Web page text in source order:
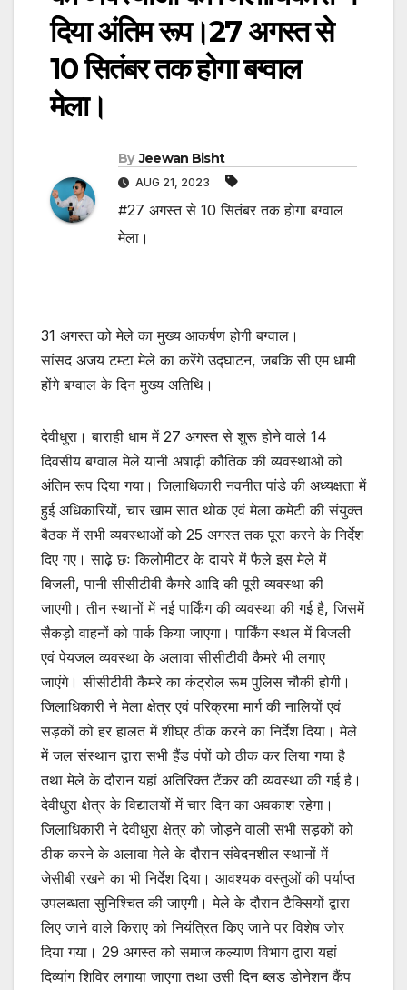
दिया अंतिम रूप।27 अगस्त से
10 सितंबर तक होगा बग्वाल
मेला।
By Jeewan Bisht
AUG 21, 2023
#27 अगस्त से 10 सितंबर तक होगा बग्वाल
मेला।
31 अगस्त को मेले का मुख्य आकर्षण होगी बग्वाल।
सांसद अजय टम्टा मेले का करेंगे उद्घाटन, जबकि सी एम धामी
होंगे बग्वाल के दिन मुख्य अतिथि।
देवीधुरा। बाराही धाम में 27 अगस्त से शुरू होने वाले 14
दिवसीय बग्वाल मेले यानी अषाढ़ी कौतिक की व्यवस्थाओं को
अंतिम रूप दिया गया। जिलाधिकारी नवनीत पांडे की अध्यक्षता में
हुई अधिकारियों, चार खाम सात थोक एवं मेला कमेटी की संयुक्त
बैठक में सभी व्यवस्थाओं को 25 अगस्त तक पूरा करने के निर्देश
दिए गए। साढ़े छः किलोमीटर के दायरे में फैले इस मेले में
बिजली, पानी सीसीटीवी कैमरे आदि की पूरी व्यवस्था की
जाएगी। तीन स्थानों में नई पार्किंग की व्यवस्था की गई है, जिसमें
सैकड़ो वाहनों को पार्क किया जाएगा। पार्किंग स्थल में बिजली
एवं पेयजल व्यवस्था के अलावा सीसीटीवी कैमरे भी लगाए
जाएंगे। सीसीटीवी कैमरे का कंट्रोल रूम पुलिस चौकी होगी।
जिलाधिकारी ने मेला क्षेत्र एवं परिक्रमा मार्ग की नालियों एवं
सड़कों को हर हालत में शीघ्र ठीक करने का निर्देश दिया। मेले
में जल संस्थान द्वारा सभी हैंड पंपों को ठीक कर लिया गया है
तथा मेले के दौरान यहां अतिरिक्त टैंकर की व्यवस्था की गई है।
देवीधुरा क्षेत्र के विद्यालयों में चार दिन का अवकाश रहेगा।
जिलाधिकारी ने देवीधुरा क्षेत्र को जोड़ने वाली सभी सड़कों को
ठीक करने के अलावा मेले के दौरान संवेदनशील स्थानों में
जेसीबी रखने का भी निर्देश दिया। आवश्यक वस्तुओं की पर्याप्त
उपलब्धता सुनिश्चित की जाएगी। मेले के दौरान टैक्सियों द्वारा
लिए जाने वाले किराए को नियंत्रित किए जाने पर विशेष जोर
दिया गया। 29 अगस्त को समाज कल्याण विभाग द्वारा यहां
दिव्यांग शिविर लगाया जाएगा तथा उसी दिन ब्लड डोनेशन कैंप